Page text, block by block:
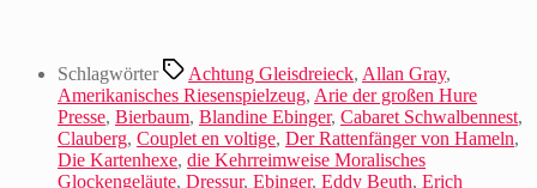
Schlagwörter Achtung Gleisdreieck, Allan Gray,
Amerikanisches Riesenspielzeug, Arie der großen Hure
Presse, Bierbaum, Blandine Ebinger, Cabaret Schwalbennest,
Clauberg, Couplet en voltige, Der Rattenfänger von Hameln,
Die Kartenhexe, die Kehrreimweise Moralisches
Glockengeläute, Dressur, Ebinger, Eddy Beuth, Erich